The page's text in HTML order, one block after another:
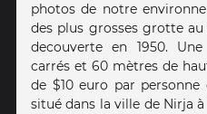
photos de notre
des plus grosses grotte
decouverte en 1950.
carrés et 60 mètres de
de $10 euro par
situé dans la ville de Nirja